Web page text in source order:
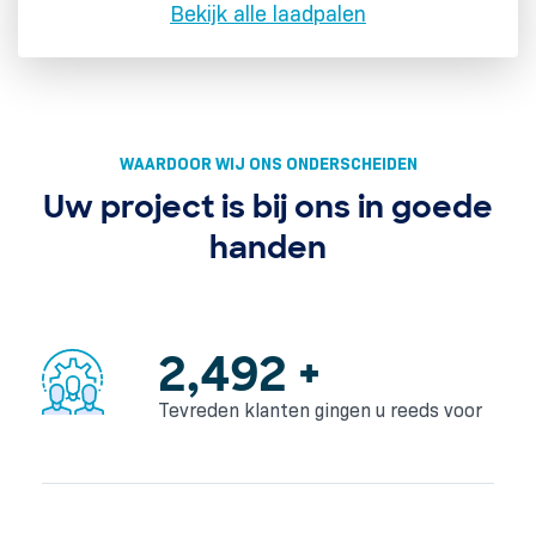
Bekijk alle laadpalen
WAARDOOR WIJ ONS ONDERSCHEIDEN
Uw project is bij ons in goede
handen
3,309 +
Tevreden klanten gingen u reeds voor